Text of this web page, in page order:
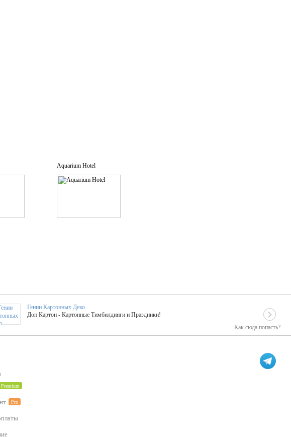
Aquarium Hotel
Как сюда попасть?
Гении Картонных Деко
Дон Картон - Картонные Тимбилдинги и Праздники!
компания №1
информация о любых зарубежных артистах
Хотите весело?
Premium
Pro